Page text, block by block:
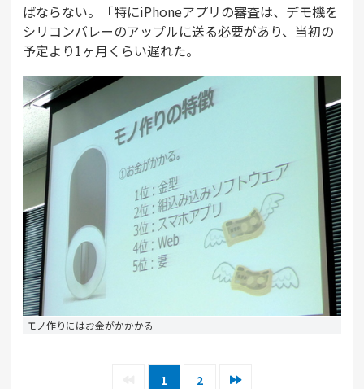
ばならない。「特にiPhoneアプリの審査は、デモ機を
シリコンバレーのアップルに送る必要があり、当初の
予定より1ヶ月くらい遅れた。
モノ作りにはお金がかかかる
1 2